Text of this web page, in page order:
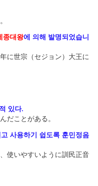
종대왕에 의해 발명되었습니
に世宗（セジョン）大王に
있다.
だことがある。
사용하기 쉽도록 훈민정음
使いやすいように訓民正音